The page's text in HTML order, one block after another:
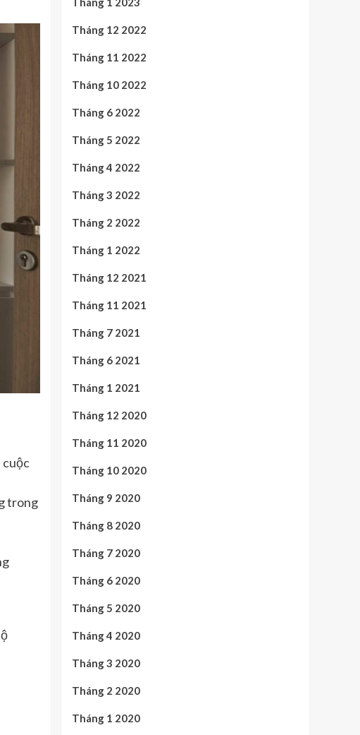
cuộc
trong
Tháng 12 2022
Tháng 11 2022
Tháng 10 2022
Tháng 6 2022
Tháng 5 2022
Tháng 4 2022
Tháng 3 2022
Tháng 2 2022
Tháng 1 2022
Tháng 12 2021
Tháng 11 2021
Tháng 7 2021
Tháng 6 2021
Tháng 1 2021
Tháng 12 2020
Tháng 11 2020
Tháng 10 2020
Tháng 9 2020
Tháng 8 2020
Tháng 7 2020
Tháng 6 2020
Tháng 5 2020
Tháng 4 2020
Tháng 3 2020
Tháng 2 2020
Tháng 1 2020